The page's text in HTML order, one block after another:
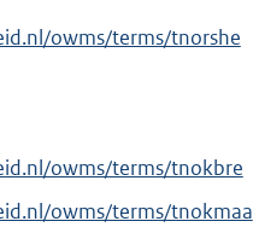
owms/terms/tnorshe
owms/terms/tnokbre
owms/terms/tnokmaa